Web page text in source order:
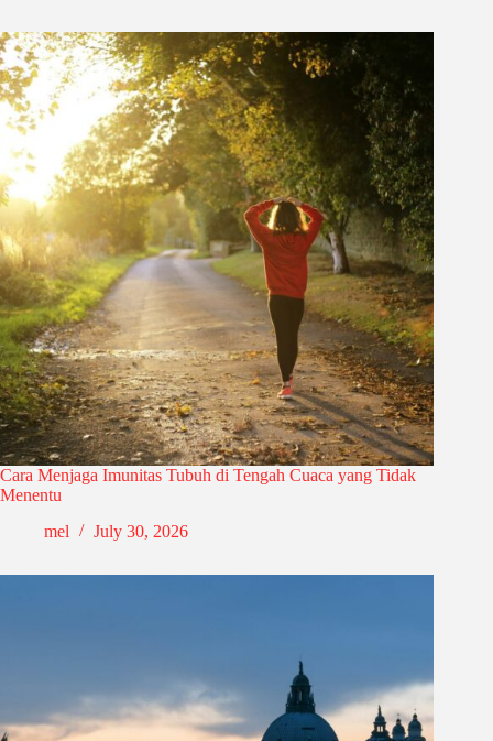
Cara Menjaga Imunitas Tubuh di Tengah Cuaca yang Tidak
Menentu
mel
July 30, 2026